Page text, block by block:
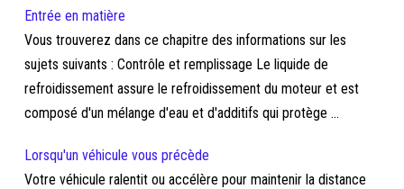
Entrée en matière
Vous trouverez dans ce chapitre des informations sur les
sujets suivants : Contrôle et remplissage Le liquide de
refroidissement assure le refroidissement du moteur et est
composé d'un mélange d'eau et d'additifs qui protège ...
Lorsqu'un véhicule vous précède
Votre véhicule ralentit ou accélère pour maintenir la distance